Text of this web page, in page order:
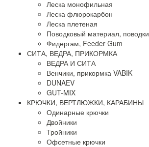
Леска монофильная
Леска флюрокарбон
Леска плетеная
Поводковый материал, поводки
Фидергам, Feeder Gum
СИТА, ВЕДРА, ПРИКОРМКА
ВЕДРА И СИТА
Венчики, прикормка VABIK
DUNAEV
GUT-MIX
КРЮЧКИ, ВЕРТЛЮЖКИ, КАРАБИНЫ
Одинарные крючки
Двойники
Тройники
Офсетные крючки